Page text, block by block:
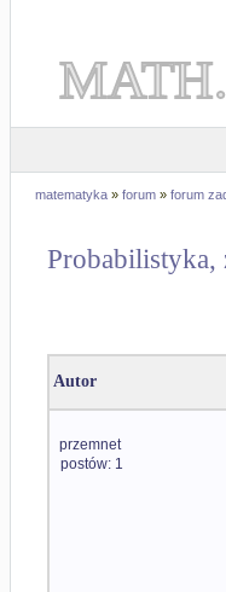
matematyka » forum » forum
Probabilistyka,
Autor
przemnet
postów: 1